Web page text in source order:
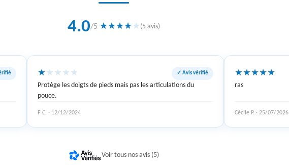
4.0/5 ★★★★★ (5 avis)
★★ ★ ★ ★ ✓ Avis vérifié
Protège les doigts de pieds mais pas les articulations du
pouce.
F C. · 12/12/2024
★★★★★
ras
Cécile P. · 25/07/2026
Voir tous nos avis (5)